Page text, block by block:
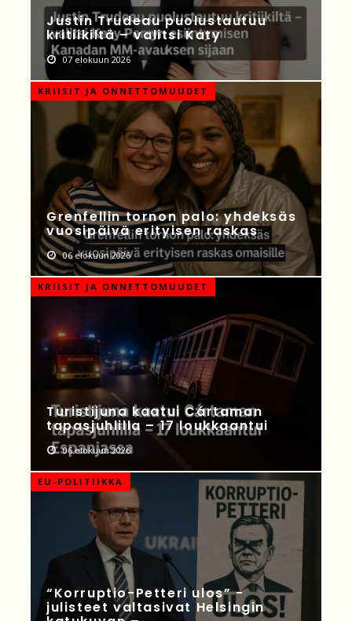
Justin Trudeau puolustautuu
kritiikiltä – valitsi Katy
07 elokuun 2026
KRIISIT JA ONNETTOMUUDET
Grenfellin tornon palo: yhdeksäs
vuosipäivä erityisen raskas
06 elokuun 2026
KRIISIT JA ONNETTOMUUDET
Turistijuna kaatui Cártaman
tapasjuhlilla – 17 loukkaantui
06 elokuun 2026
EU-POLITIIKKA
“Korruptio-Petteri ulos” -
julisteet valtasivat Helsingin